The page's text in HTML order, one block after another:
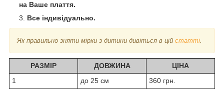
на Ваше плаття.
Все індивідуально.
Як правильно зняти мірки з дитини дивіться в цій статті.
РАЗМІР ДОВЖИНА
ЦІНА
1
до 25 см
360 грн.